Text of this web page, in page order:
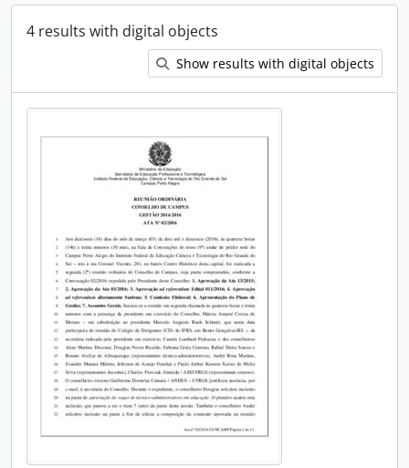
4 results with digital objects
Show results with digital objects